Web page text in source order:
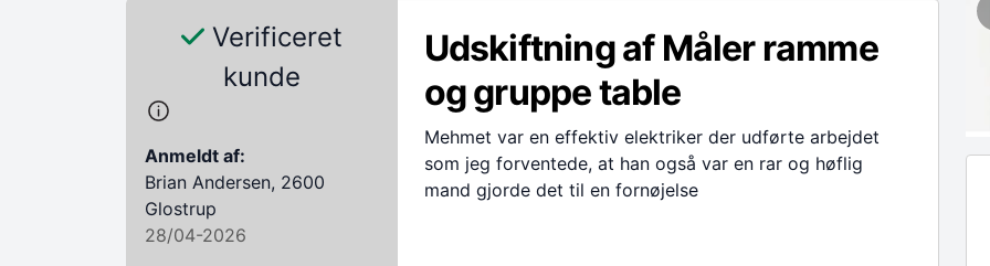
Verificeret
kunde
Anmeldt af:
Brian Andersen, 2600
Glostrup
28/04-2026
Udskiftning af Måler ramme
og gruppe table
Mehmet var en effektiv elektriker der udførte arbejdet
som jeg forventede, at han også var en rar og høflig
mand gjorde det til en fornøjelse